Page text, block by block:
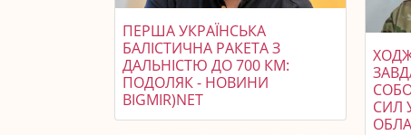
ПЕРША УКРАЇНСЬКА
БАЛІСТИЧНА РАКЕТА З
ДАЛЬНІСТЮ ДО 700 КМ:
ПОДОЛЯК - НОВИНИ
BIGMIR)NET
СИЛ